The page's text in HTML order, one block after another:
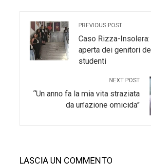
PREVIOUS POST
Caso Rizza-
aperta dei genitori
studenti
NEXT POST
“Un anno fa la mia vita straziata
da un’azione omicida”
LASCIA UN COMMENTO